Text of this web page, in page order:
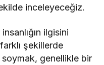
inceleyeceğiz.
ilgisini
şekillerde
soymak, genellikle bir